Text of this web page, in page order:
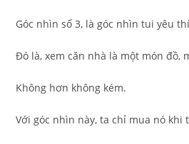
Góc nhìn số 3, là góc nhìn tui yêu
Đó là, xem căn nhà là một món đồ,
Không hơn không kém.
Với góc nhìn này, ta chỉ mua nó khi